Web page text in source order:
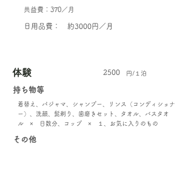
共益費：370／月
日用品費： 約3000円／月
体験 2500 円/１泊
持ち物等
着替え、パジャマ、シャンプー、リンス（コンディショナ
ー）、洗顔、髭剃り、歯磨きセット、タオル、バスタオ
ル × 日数分、コップ × １、お気に入りのもの
その他